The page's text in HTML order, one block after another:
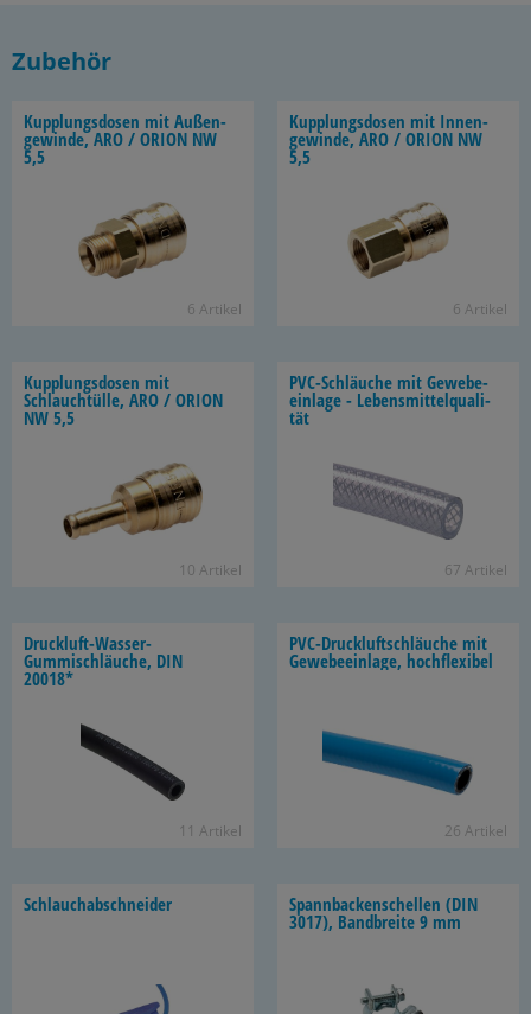
Zubehör
Kupp­lungs­do­sen mit Au­ßen­
ge­win­de, ARO / ORION NW
5,5
6 Ar­ti­kel
Kupp­lungs­do­sen mit In­nen­
ge­win­de, ARO / ORION NW
5,5
6 Ar­ti­kel
Kupp­lungs­do­sen mit
Schlauch­tül­le, ARO / ORION
NW 5,5
10 Ar­ti­kel
PVC-​Schläuche mit Ge­we­be­
ein­la­ge - Le­bens­mit­tel­qua­li­
tät
67 Ar­ti­kel
Druckluft-​Wasser-
Gummischläuche, DIN
20018*
11 Ar­ti­kel
PVC-​Druckluftschläuche mit
Ge­we­be­ein­la­ge, hoch­fle­xi­bel
26 Ar­ti­kel
Schlauch­ab­schnei­der Spann­ba­cken­schel­len (DIN
3017), Band­brei­te 9 mm